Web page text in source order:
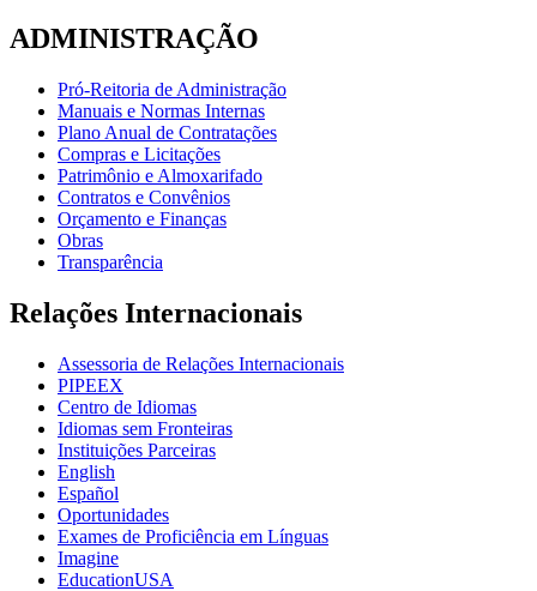
ADMINISTRAÇÃO
Pró-Reitoria de Administração
Manuais e Normas Internas
Plano Anual de Contratações
Compras e Licitações
Patrimônio e Almoxarifado
Contratos e Convênios
Orçamento e Finanças
Obras
Transparência
Relações Internacionais
Assessoria de Relações Internacionais
PIPEEX
Centro de Idiomas
Idiomas sem Fronteiras
Instituições Parceiras
English
Español
Oportunidades
Exames de Proficiência em Línguas
Imagine
EducationUSA